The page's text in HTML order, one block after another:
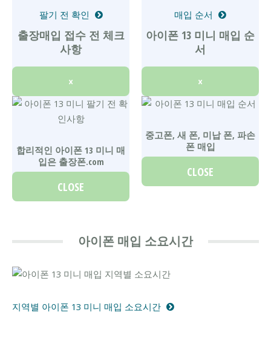
팔기 전 확인
출장매입 접수 전 체크
사항
×
합리적인 아이폰 13 미니 매
입은 출장폰.com
CLOSE
매입 순서
아이폰 13 미니 매입 순
서
×
중고폰, 새 폰, 미납 폰, 파손
폰 매입
CLOSE
아이폰 매입 소요시간
지역별 아이폰 13 미니 매입 소요시간